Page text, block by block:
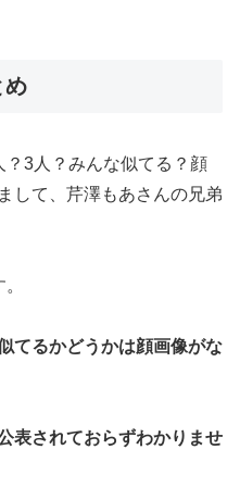
め
3人？みんな似てる？顔
して、芹澤もあさんの兄弟
てるかどうかは顔画像がな
表されておらずわかりませ